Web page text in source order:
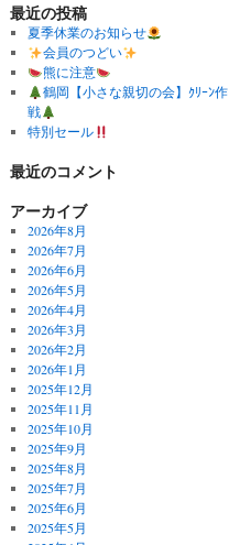
最近の投稿
夏季休業のお知らせ
会員のつどい
熊に注意
鶴岡【小さな親切の会】ｸﾘｰﾝ作
戦
特別セール
最近のコメント
アーカイブ
2026年8月
2026年7月
2026年6月
2026年5月
2026年4月
2026年3月
2026年2月
2026年1月
2025年12月
2025年11月
2025年10月
2025年9月
2025年8月
2025年7月
2025年6月
2025年5月